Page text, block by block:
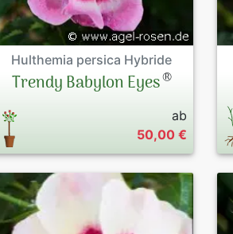
Hulthemia persica Hybride
Trendy Babylon Eyes®
ab
50,00 €